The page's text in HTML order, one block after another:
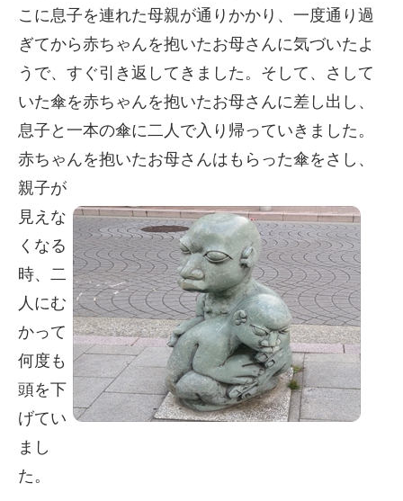
こに息子を連れた母親が通りかかり、一度通り過
ぎてから赤ちゃんを抱いたお母さんに気づいたよ
うで、すぐ引き返してきました。そして、さして
いた傘を赤ちゃんを抱いたお母さんに差し出し、
息子と一本の傘に二人で入り帰っていきました。
赤ちゃんを抱いたお母さんはもらった傘をさし、
親子が
見えな
くなる
時、二
人にむ
かって
何度も
頭を下
げてい
まし
た。